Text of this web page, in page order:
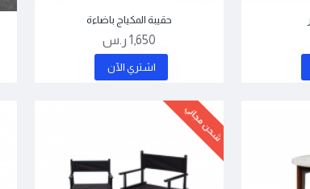
حقيبة المكياج باضاءة
1,650 ر.س
اشتري اﻵن
شحن مجاني